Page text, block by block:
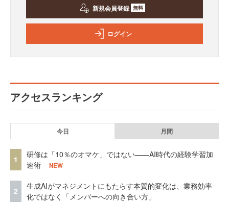
新規会員登録 無料
ログイン
アクセスランキング
今日 月間
1
研修は「10％のオマケ」ではない——AI時代の経験学習加
速術
NEW
2
生成AIがマネジメントにもたらす本質的変化は、業務効率
化ではなく「メンバーへの向き合い方」